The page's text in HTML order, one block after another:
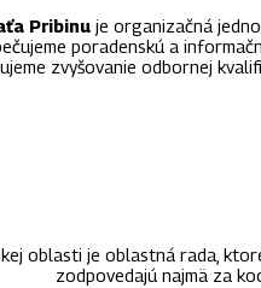
Pribinu je organizačná
poradenskú a
zvyšovanie odbornej
oblasti je oblastná rada,
zodpovedajú najmä za